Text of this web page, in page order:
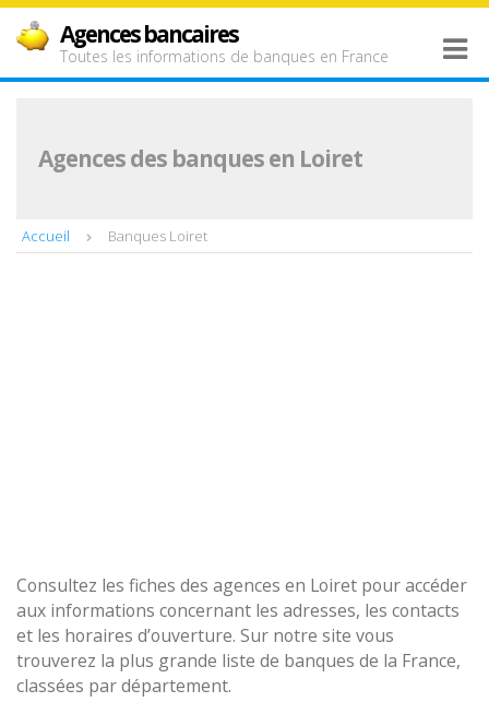
Agences bancaires
Toutes les informations de banques en France
Agences des banques en Loiret
Accueil Banques Loiret
Consultez les fiches des agences en Loiret pour accéder
aux informations concernant les adresses, les contacts
et les horaires d’ouverture. Sur notre site vous
trouverez la plus grande liste de banques de la France,
classées par département.